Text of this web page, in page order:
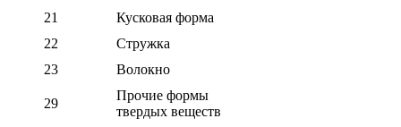
21
Кусковая форма
22
Стружка
23
Волокно
29
Прочие формы
твердых веществ